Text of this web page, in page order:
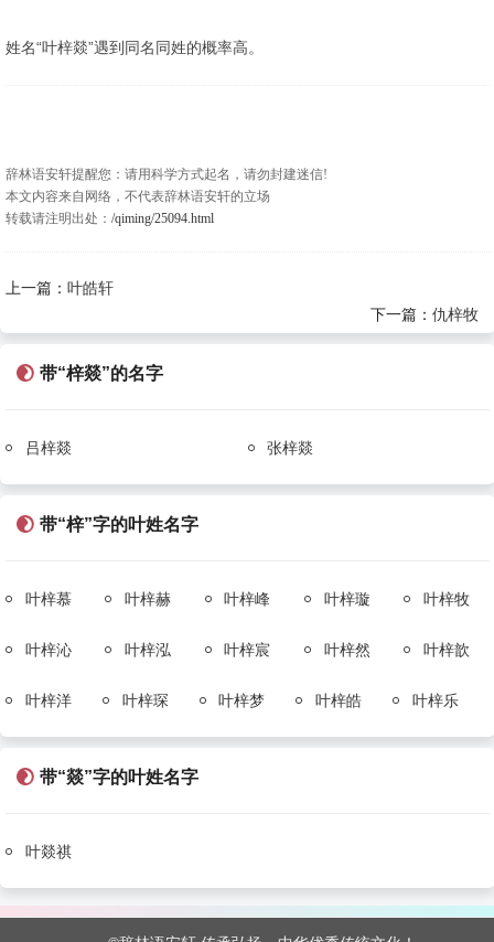
姓名“叶梓燚”遇到同名同姓的概率高。
辞林语安轩提醒您：请用科学方式起名，请勿封建迷信!
本文内容来自网络，不代表辞林语安轩的立场
转载请注明出处： /qiming/25094.html
上一篇： 叶皓轩
下一篇：仇梓牧
带“梓燚”的名字
吕梓燚 张梓燚
带“梓”字的叶姓名字
叶梓慕 叶梓赫 叶梓峰 叶梓璇 叶梓牧
叶梓沁 叶梓泓 叶梓宸 叶梓然 叶梓歆
叶梓洋 叶梓琛 叶梓梦 叶梓皓 叶梓乐
带“燚”字的叶姓名字
叶燚祺